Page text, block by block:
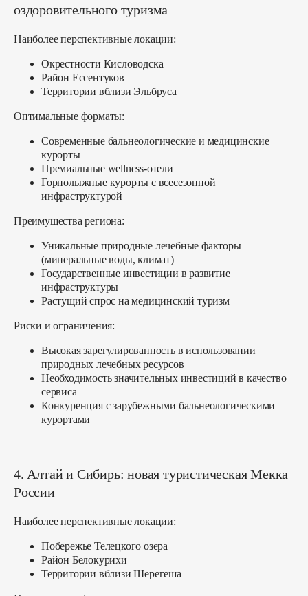
оздоровительного туризма
Наиболее перспективные локации:
Окрестности Кисловодска
Район Ессентуков
Территории вблизи Эльбруса
Оптимальные форматы:
Современные бальнеологические и медицинские
курорты
Премиальные wellness-отели
Горнолыжные курорты с всесезонной
инфраструктурой
Преимущества региона:
Уникальные природные лечебные факторы
(минеральные воды, климат)
Государственные инвестиции в развитие
инфраструктуры
Растущий спрос на медицинский туризм
Риски и ограничения:
Высокая зарегулированность в использовании
природных лечебных ресурсов
Необходимость значительных инвестиций в качество
сервиса
Конкуренция с зарубежными бальнеологическими
курортами
4. Алтай и Сибирь: новая туристическая Мекка
России
Наиболее перспективные локации:
Побережье Телецкого озера
Район Белокурихи
Территории вблизи Шерегеша